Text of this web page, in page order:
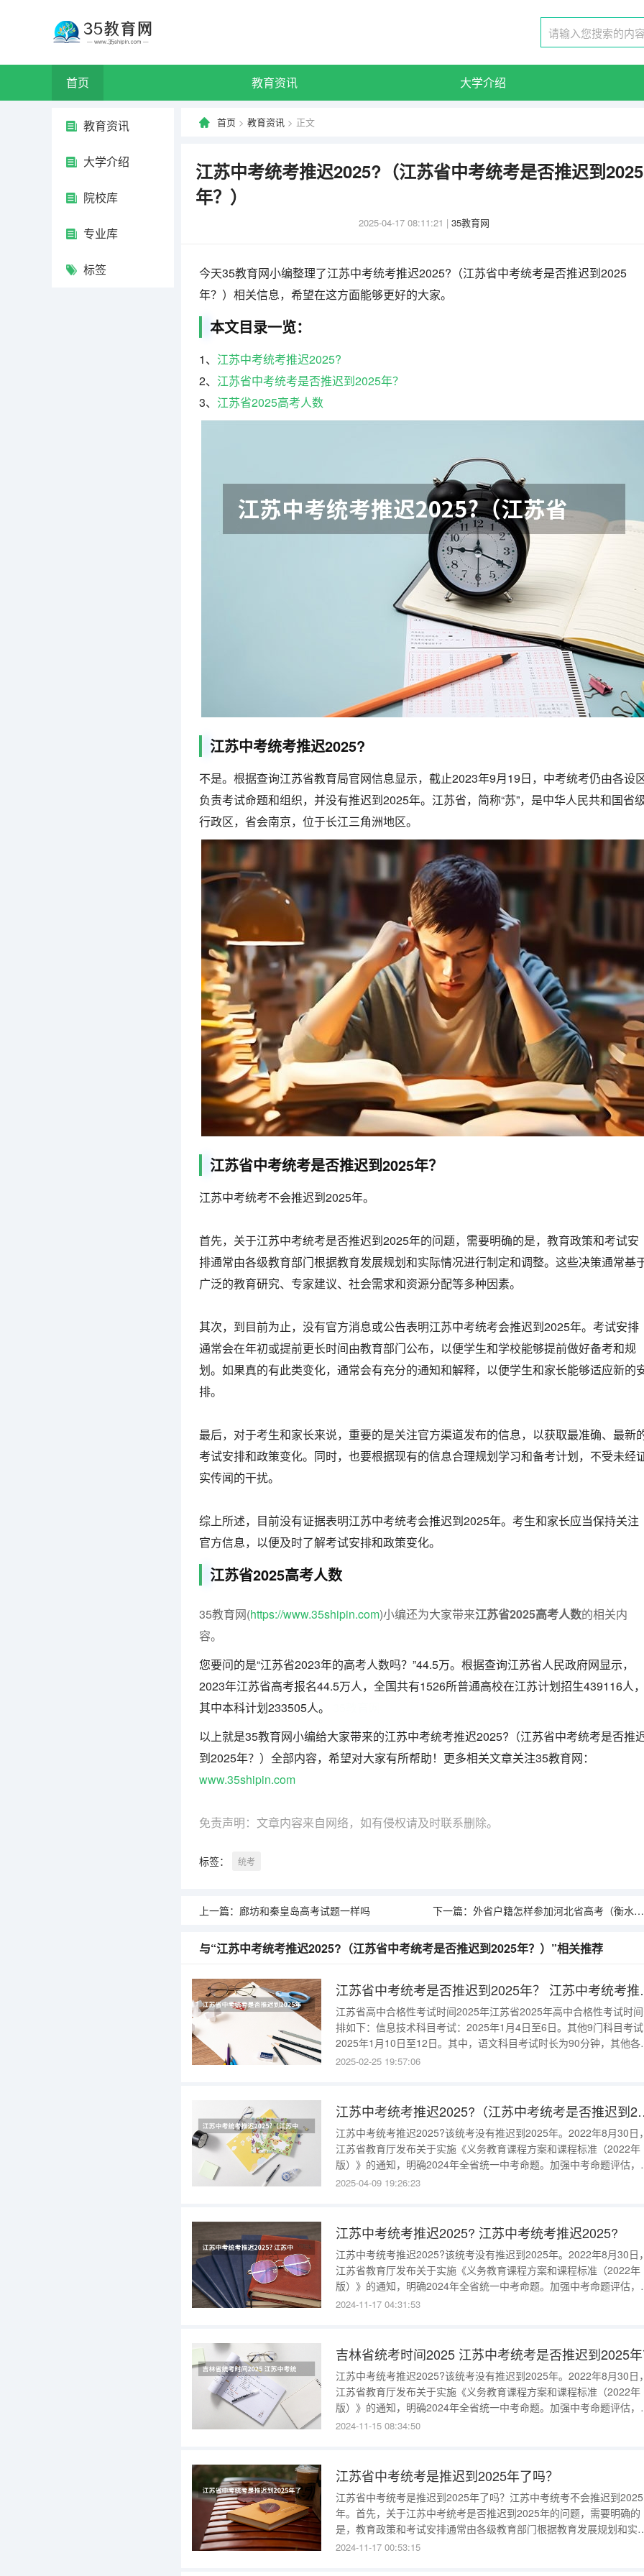
首页 教育资讯 大学介绍
教育资讯
大学介绍
院校库
专业库
标签
首页 > 教育资讯 > 正文
江苏中考统考推迟2025?（江苏省中考统考是否推迟到2025
年？）
2025-04-17 08:11:21 | 35教育网
今天35教育网小编整理了江苏中考统考推迟2025?（江苏省中考统考是否推迟到2025
年？）相关信息，希望在这方面能够更好的大家。
本文目录一览：
1、 江苏中考统考推迟2025?
2、 江苏省中考统考是否推迟到2025年？
3、 江苏省2025高考人数
江苏中考统考推迟2025?
不是。根据查询江苏省教育局官网信息显示，截止2023年9月19日，中考统考仍由各设
负责考试命题和组织，并没有推迟到2025年。江苏省，简称“苏”，是中华人民共和国省
行政区，省会南京，位于长江三角洲地区。
江苏省中考统考是否推迟到2025年？
江苏中考统考不会推迟到2025年。
首先，关于江苏中考统考是否推迟到2025年的问题，需要明确的是，教育政策和考试安
排通常由各级教育部门根据教育发展规划和实际情况进行制定和调整。这些决策通常基
广泛的教育研究、专家建议、社会需求和资源分配等多种因素。
其次，到目前为止，没有官方消息或公告表明江苏中考统考会推迟到2025年。考试安排
通常会在年初或提前更长时间由教育部门公布，以便学生和学校能够提前做好备考和规
划。如果真的有此类变化，通常会有充分的通知和解释，以便学生和家长能够适应新的
排。
最后，对于考生和家长来说，重要的是关注官方渠道发布的信息，以获取最准确、最新
考试安排和政策变化。同时，也要根据现有的信息合理规划学习和备考计划，不受未经
实传闻的干扰。
综上所述，目前没有证据表明江苏中考统考会推迟到2025年。考生和家长应当保持关注
官方信息，以便及时了解考试安排和政策变化。
江苏省2025高考人数
35教育网(https://www.35shipin.com)小编还为大家带来江苏省2025高考人数的相关内
容。
您要问的是“江苏省2023年的高考人数吗？”44.5万。根据查询江苏省人民政府网显示，
2023年江苏省高考报名44.5万人，全国共有1526所普通高校在江苏计划招生439116人
其中本科计划233505人。
以上就是35教育网小编给大家带来的江苏中考统考推迟2025?（江苏省中考统考是否推
到2025年？）全部内容，希望对大家有所帮助！更多相关文章关注35教育网：
www.35shipin.com
免责声明：文章内容来自网络，如有侵权请及时联系删除。
标签： 统考
上一篇： 廊坊和秦皇岛高考试题一样吗 下一篇： 外省户籍怎样参加河北省高考（衡水高考对户籍和学籍的要求）
与“江苏中考统考推迟2025?（江苏省中考统考是否推迟到2025年？）”相关推荐
江苏省中
江苏省高中合格性考试时间2025年江苏省2025年高中合格性考试时
排如下：信息技术科目考试：2025年1月4日至6日。其他9门科目考
2025年1月10日至12日。其中，语文科目考试时长为90分钟，其他各
均为75分钟。请注意，具体的考试时间和安排可能会因地区和学校而
2025-02-25 19:57:06
江苏中考统考
江苏中考统考推迟2025?该统考没有推迟到2025年。2022年8月30日
江苏省教育厅发布关于实施《义务教育课程方案和课程标准（2022年
版）》的通知，明确2024年全省统一中考命题。加强中考命题评估，
高命题质量，进一步发挥中考对义务教育课程教学改革的促进作用。
2025-04-09 19:26:23
江苏中考统考推迟2025? 江苏中考统考推迟2025?
江苏中考统考推迟2025?该统考没有推迟到2025年。2022年8月30日
江苏省教育厅发布关于实施《义务教育课程方案和课程标准（2022年
版）》的通知，明确2024年全省统一中考命题。加强中考命题评估，
高命题质量，进一步发挥中考对义务教育课程教学改革的促进作用。
2024-11-17 04:31:53
吉林省统考时间2025 江苏中考统考是否推迟到2025
江苏中考统考推迟2025?该统考没有推迟到2025年。2022年8月30日
江苏省教育厅发布关于实施《义务教育课程方案和课程标准（2022年
版）》的通知，明确2024年全省统一中考命题。加强中考命题评估，
高命题质量，进一步发挥中考对义务教育课程教学改革的促进作用。
2024-11-15 08:34:50
江苏省中考统考是推迟到2025年了吗？
江苏省中考统考是推迟到2025年了吗？江苏中考统考不会推迟到2025
年。首先，关于江苏中考统考是否推迟到2025年的问题，需要明确的
是，教育政策和考试安排通常由各级教育部门根据教育发展规划和实
情况进行制定和调整。这些决策通常基于广泛的教育研究、专家建议
2024-11-17 00:53:15